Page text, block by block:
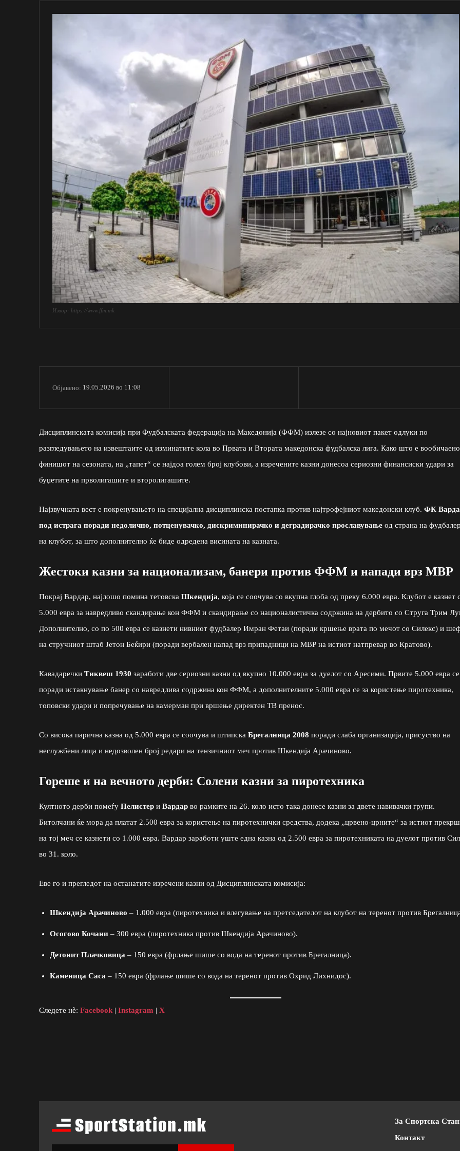
Извор: https://www.ffm.mk
Објавено: 19.05.2026 во 11:08
Дисциплинската комисија при Фудбалската федерација на Македонија (ФФМ) излезе со најновиот пакет одлуки по
разгледувањето на извештаите од изминатите кола во Првата и Втората македонска фудбалска лига. Како што е
финишот на сезоната, на „тапет“ се најдоа голем број клубови, а изречените казни донесоа сериозни финансиски удари за
буџетите на прволигашите и второлигашите.
Најзвучната вест е покренувањето на специјална дисциплинска постапка против најтрофејниот македонски клуб. ФК
под истрага поради недолично, потценувачко, дискриминирачко и деградирачко прославување од страна на
на клубот, за што дополнително ќе биде одредена висината на казната.
Жестоки казни за национализам, банери против ФФМ и напади врз МВР
Покрај Вардар, најлошо помина тетовска Шкендија, која се соочува со вкупна глоба од преку 6.000 евра. Клубот е казнет
5.000 евра за навредливо скандирање кон ФФМ и скандирање со националистичка содржина на дербито со Струга Трим
Дополнително, со по 500 евра се казнети нивниот фудбалер Имран Фетаи (поради кршење врата по мечот со Силекс) и
на стручниот штаб Јетон Беќири (поради вербален напад врз припадници на МВР на истиот натпревар во Кратово).
Кавадаречки Тиквеш 1930 заработи две сериозни казни од вкупно 10.000 евра за дуелот со Аресими. Првите 5.000 евра се
поради истакнување банер со навредлива содржина кон ФФМ, а дополнителните 5.000 евра се за користење пиротехника,
топовски удари и попречување на камерман при вршење директен ТВ пренос.
Со висока парична казна од 5.000 евра се соочува и штипска Брегалница 2008 поради слаба организација, присуство на
неслужбени лица и недозволен број редари на тензичниот меч против Шкендија Арачиново.
Гореше и на вечното дерби: Солени казни за пиротехника
Култното дерби помеѓу Пелистер и Вардар во рамките на 26. коло исто така донесе казни за двете навивачки групи.
Битолчани ќе мора да платат 2.500 евра за користење на пиротехнички средства, додека „црвено-црните“ за истиот
на тој меч се казнети со 1.000 евра. Вардар заработи уште една казна од 2.500 евра за пиротехниката на дуелот против
во 31. коло.
Еве го и прегледот на останатите изречени казни од Дисциплинската комисија:
Шкендија Арачиново – 1.000 евра (пиротехника и влегување на претседателот на клубот на теренот против
Осогово Кочани – 300 евра (пиротехника против Шкендија Арачиново).
Детонит Плачковица – 150 евра (фрлање шише со вода на теренот против Брегалница).
Каменица Саса – 150 евра (фрлање шише со вода на теренот против Охрид Лихнидос).
Следете нè: Facebook | Instagram | X
За Спортска
Контакт